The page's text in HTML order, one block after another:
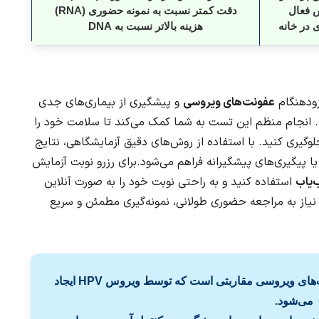
فعال
در خانه
دقت کمتر نسبت به نمونه حضوری (RNA)
هزینه بالاتر نسبت به DNA
عفونت‌های ویروسی و پیشگیری از بیماری‌های جدی
انجام منظم این تست به شما کمک می‌کند تا سلامت خود را
کنید. با استفاده از روش‌های دقیق آزمایشگاهی، نتایج
پیگیری‌های پیشگیرانه فراهم می‌شود.برای رزرو نوبت آزمایش
استفاده کنید و به راحتی نوبت خود را به صورت آنلاین
به مراجعه حضوری طولانی، نمونه‌گیری مطمئن و سریع
زگیل تناسلی در مردان یکی از شایع‌ترین عفونت‌های ویروسی مقاربتی است که توسط ویروس HPV ایجاد
می‌شود.